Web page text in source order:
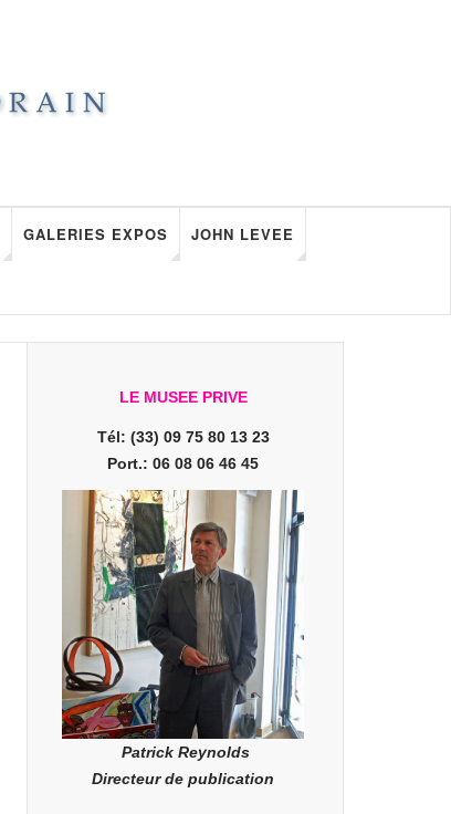
GALERIES EXPOS JOHN LEVEE
LE MUSEE PRIVE
Tél: (33) 09 75 80 13 23
Port.: 06 08 06 46 45
Patrick Reynolds
Directeur de publication